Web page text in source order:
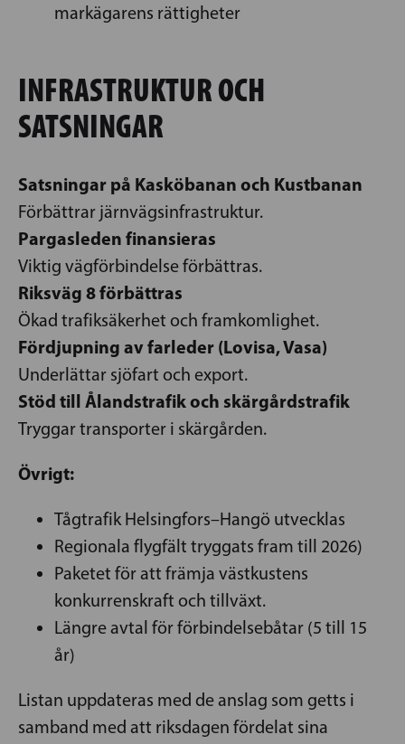
markägarens rättigheter
INFRASTRUKTUR OCH
SATSNINGAR
Satsningar på Kasköbanan och Kustbanan
Förbättrar järnvägsinfrastruktur.
Pargasleden finansieras
Viktig vägförbindelse förbättras.
Riksväg 8 förbättras
Ökad trafiksäkerhet och framkomlighet.
Fördjupning av farleder (Lovisa, Vasa)
Underlättar sjöfart och export.
Stöd till Ålandstrafik och skärgårdstrafik
Tryggar transporter i skärgården.
Övrigt:
Tågtrafik Helsingfors–Hangö utvecklas
Regionala flygfält tryggats fram till 2026)
Paketet för att främja västkustens
konkurrenskraft och tillväxt.
Längre avtal för förbindelsebåtar (5 till 15
år)
Listan uppdateras med de anslag som getts i
samband med att riksdagen fördelat sina